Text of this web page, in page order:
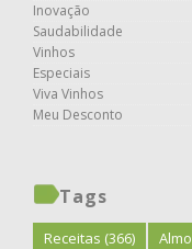
Inovação
Saudabilidade
Vinhos
Especiais
Viva Vinhos
Meu Desconto
Tags
Receitas (366)